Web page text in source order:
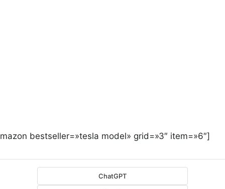
bestseller=»tesla model» grid=»3″ item=»6″]
ChatGPT